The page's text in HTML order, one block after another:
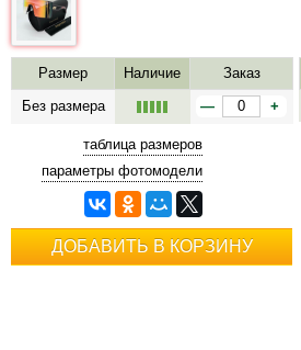
Размер Наличие
Заказ
Без размера
— +
таблица размеров
параметры фотомодели
ДОБАВИТЬ В КОРЗИНУ